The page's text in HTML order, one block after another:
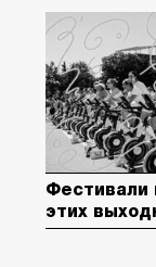
Фестивали
этих